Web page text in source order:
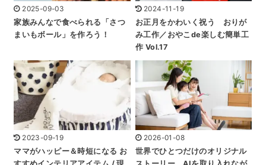
2025-09-03
家族みんなで食べられる「さつ
まいもボール」を作ろう！
2024-11-19
お正月をかわいく祝う おりが
み工作／おやこde楽しむ簡単工
作 Vol.17
2023-09-19
ママがハッピー＆時短になる お
2026-01-08
世界でひとつだけのオリジナル